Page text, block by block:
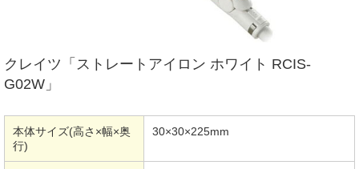
クレイツ「ストレートアイロン ホワイト RCIS-
G02W」
本体サイズ(高さ×幅×奥
行)
30×30×225mm